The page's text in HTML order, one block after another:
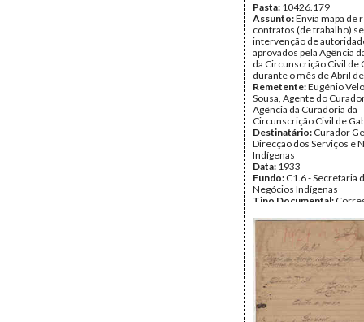
Pasta: 10426.179
Assunto:Envia mapa de
contratos (de trabalho)
intervenção de
aprovados pela Agência
da Circunscrição Civil de
durante o mês de Abril
Remetente:Eugénio
Sousa, Agente do
Agência da Curadoria da
Circunscrição Civil de
Destinatário: Curador
Direcção dos Serviços e
Indígenas
Data: 1933
Fundo: C1.6 - Secretaria
Negócios Indígenas
Tipo Documental: